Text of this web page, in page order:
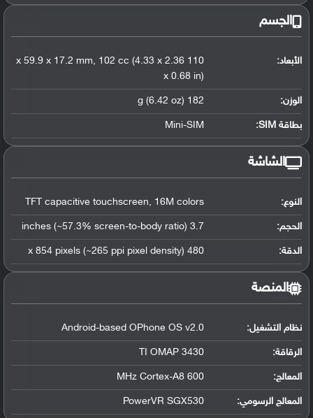
الجسم
الأبعاد:
110 x 59.9 x 17.2 mm, 102 cc (4.33 x 2.36
x 0.68 in)
الوزن: 182 g (6.42 oz)
بطاقة SIM: Mini-SIM
الشاشة
النوع: TFT capacitive touchscreen, 16M colors
الحجم: 3.7 inches (~57.3% screen-to-body ratio)
الدقة: 480 x 854 pixels (~265 ppi pixel density)
المنصة
نظام التشغيل:
Android-based OPhone OS v2.0
الرقاقة:
TI OMAP 3430
المعالج:
600 MHz Cortex-A8
المعالج الرسومي:
PowerVR SGX530